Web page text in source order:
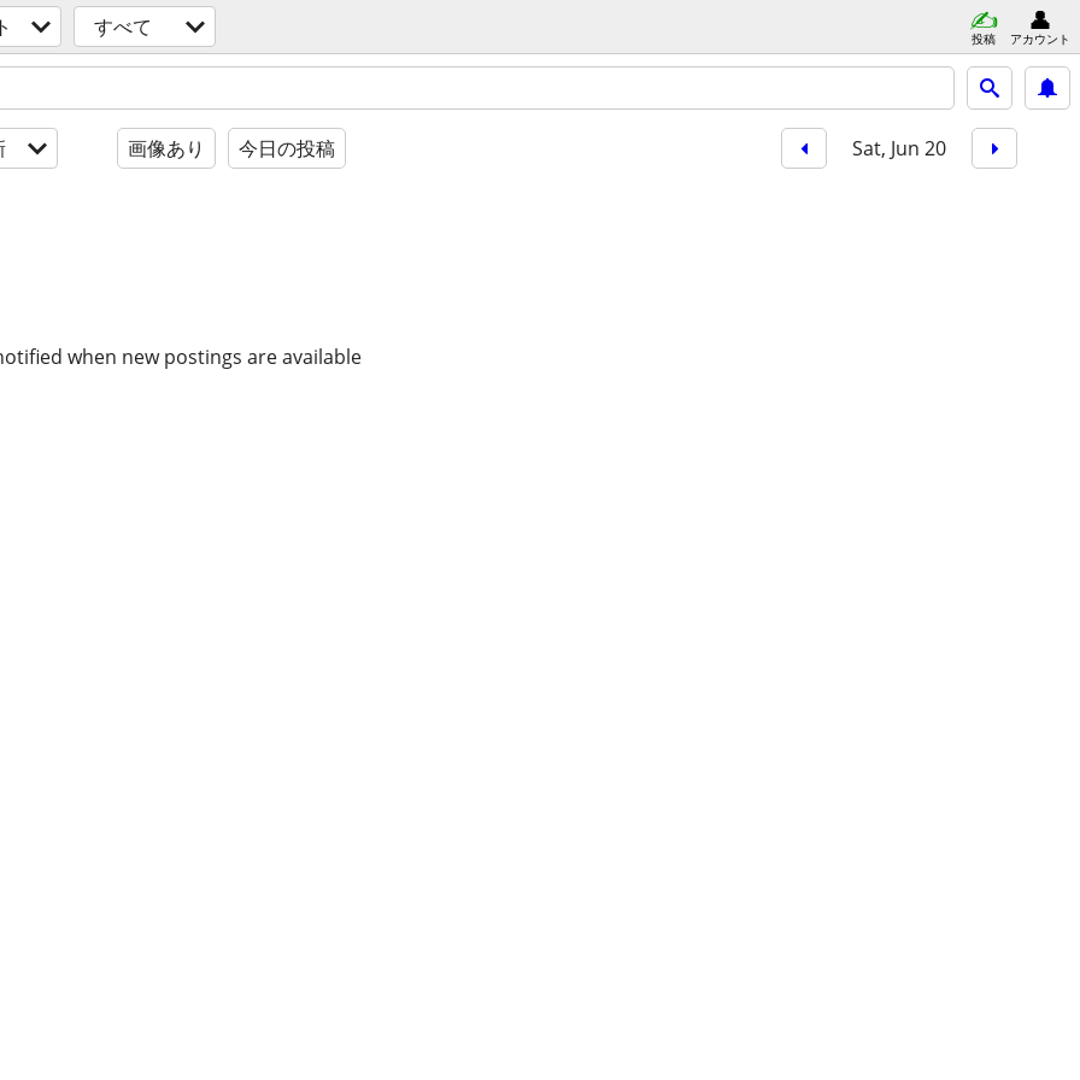
すべて 投稿 アカウント
画像あり 今日の投稿 Sat, Jun 20
when new postings are available